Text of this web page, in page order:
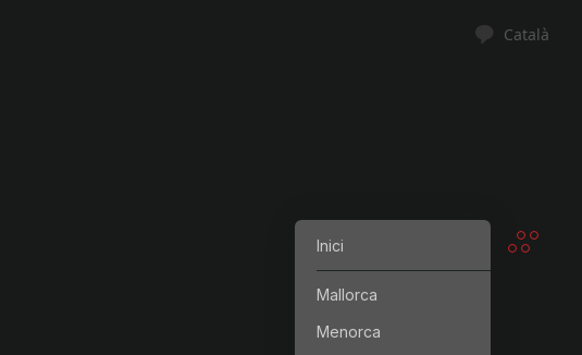
Inici
Mallorca
Menorca
Català